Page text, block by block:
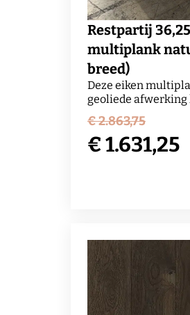
Restpartij
multiplank
breed)
Deze eiken
geoliede afwerking
rustige uitstraling
opbouw uitstekend
vloerverwarming.
breed zorgen voor
zowel in moderne
€2.863,75
prijs
€
€1.631,25
€ 1.631,25.